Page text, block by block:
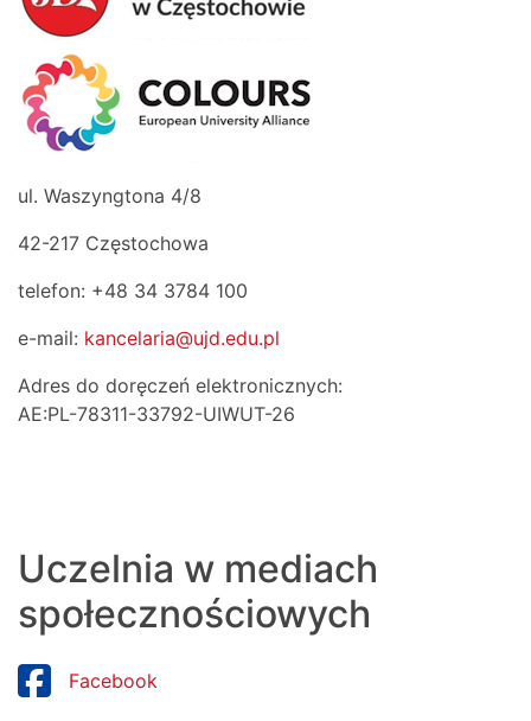
ul. Waszyngtona 4/8
42-217 Częstochowa
telefon: +48 34 3784 100
e-mail: kancelaria@ujd.edu.pl
Adres do doręczeń elektronicznych:
AE:PL-78311-33792-UIWUT-26
Uczelnia w mediach
społecznościowych
Facebook